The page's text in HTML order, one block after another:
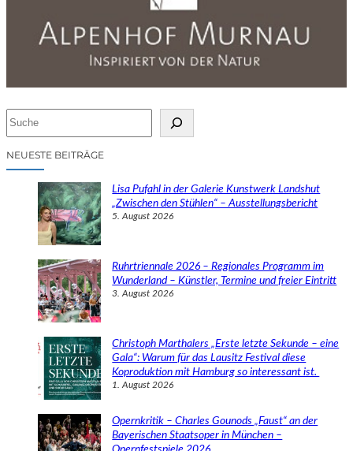
NEUESTE BEITRÄGE
Lisa Pufahl in der Galerie Kunstwerk Landshut
„Zwischen den Stühlen“ – Ausstellungsbericht
5. August 2026
Ruhrtriennale 2026 – Regionales Programm im
Wunderland – Künstler, Termine und freier Eintritt
3. August 2026
Christoph Marthalers „Erste letzte Sekunde – eine
Gala“: Warum für das Lausitz Festival diese
Koproduktion mit Hamburg so interessant ist.
1. August 2026
Opernkritik – Charles Gounods „Faust“ an der
Bayerischen Staatsoper in München –